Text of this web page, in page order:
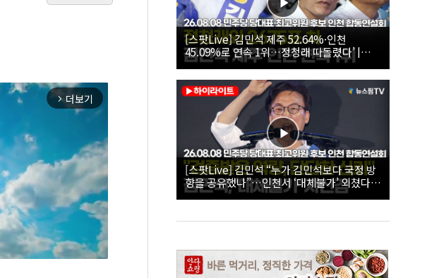
arrow_forward_ios 더보기
[스팟Live] 김민석 제주 52.64%·인천
45.09%로 연속 1위…정청래 따돌렸다’ |
26.08.08 더불어민주당 당대표·최고위원 후
보 인천 합동연설회
[스팟Live] 김민석 “누가 김민석보다 국정 방
향을 공유했나”…인천서 ‘대체불가’ 외쳤다 |
26.08.08 더불어민주당 당대표·최고위원 후